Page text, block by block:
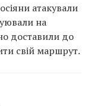
атакували
на
доставили до
свій маршрут.